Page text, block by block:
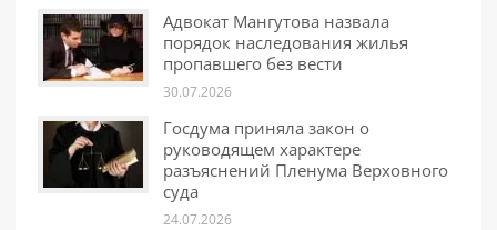
Адвокат Мангутова назвала
порядок наследования жилья
пропавшего без вести
30.07.2026
Госдума приняла закон о
руководящем характере
разъяснений Пленума Верховного
суда
24.07.2026